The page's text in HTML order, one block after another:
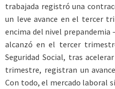
trabajada registró una
un leve avance en el tercer
encima del nivel prepandemia
alcanzó en el tercer
Seguridad Social, tras
trimestre, registran un
Con todo, el mercado laboral